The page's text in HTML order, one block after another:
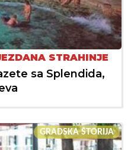
STRAHINJE
sa Splendida,
GRADSKA ŠTORIJA